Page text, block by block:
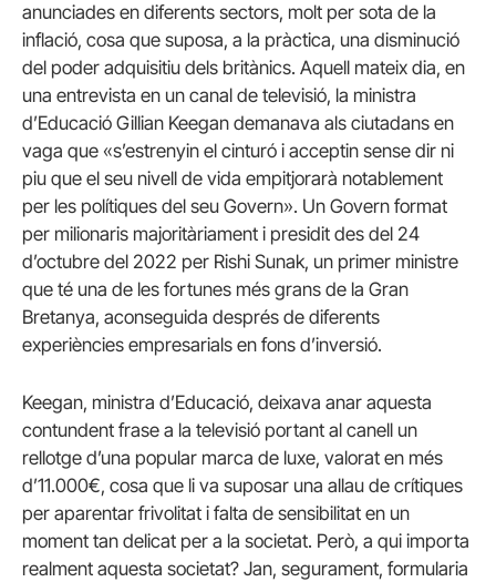
anunciades en diferents sectors, molt per sota de la
inflació, cosa que suposa, a la pràctica, una disminució
del poder adquisitiu dels britànics. Aquell mateix dia, en
una entrevista en un canal de televisió, la ministra
d’Educació Gillian Keegan demanava als ciutadans en
vaga que «s’estrenyin el cinturó i acceptin sense dir ni
piu que el seu nivell de vida empitjorarà notablement
per les polítiques del seu Govern». Un Govern format
per milionaris majoritàriament i presidit des del 24
d’octubre del 2022 per Rishi Sunak, un primer ministre
que té una de les fortunes més grans de la Gran
Bretanya, aconseguida després de diferents
experiències empresarials en fons d’inversió.
Keegan, ministra d’Educació, deixava anar aquesta
contundent frase a la televisió portant al canell un
rellotge d’una popular marca de luxe, valorat en més
d’11.000€, cosa que li va suposar una allau de crítiques
per aparentar frivolitat i falta de sensibilitat en un
moment tan delicat per a la societat. Però, a qui importa
realment aquesta societat? Jan, segurament, formularia